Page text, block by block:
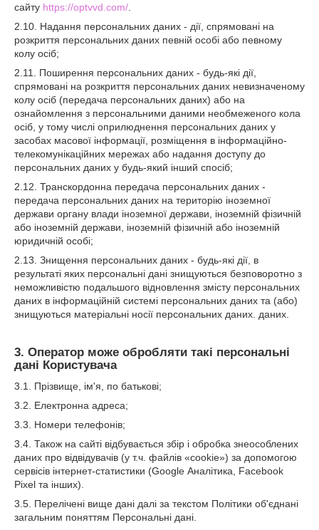
сайту https://optvvd.com/
2.10. Надання персональних даних - дії, спрямовані на
розкриття персональних даних певній особі або певному
колу осіб;
2.11. Поширення персональних даних - будь-які дії,
спрямовані на розкриття персональних даних невизначеному
колу осіб (передача персональних даних) або на
ознайомлення з персональними даними необмеженого кола
осіб, у тому числі оприлюднення персональних даних у
засобах масової інформації, розміщення в інформаційно-
телекомунікаційних мережах або надання доступу до
персональних даних у будь-який інший спосіб;
2.12. Транскордонна передача персональних даних -
передача персональних даних на територію іноземної
держави органу влади іноземної держави, іноземній фізичній
або іноземній держави, іноземній фізичній або іноземній
юридичній особі;
2.13. Знищення персональних даних - будь-які дії, в
результаті яких персональні дані знищуються безповоротно з
неможливістю подальшого відновлення змісту персональних
даних в інформаційній системі персональних даних та (або)
знищуються матеріальні носії персональних даних. даних.
3. Оператор може обробляти такі персональні
дані Користувача
3.1. Прізвище, ім'я, по батькові;
3.2. Електронна адреса;
3.3. Номери телефонів;
3.4. Також на сайті відбувається збір і обробка знеособлених
даних про відвідувачів (у т.ч. файлів «cookie») за допомогою
сервісів інтернет-статистики (Google Аналітика, Facebook
Pixel та інших).
3.5. Перелічені вище дані далі за текстом Політики об'єднані
загальним поняттям Персональні дані.